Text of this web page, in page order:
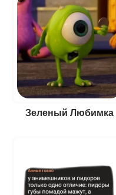
Зеленый Любимка